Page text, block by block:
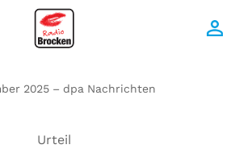
2025 – dpa Nachrichten
Urteil